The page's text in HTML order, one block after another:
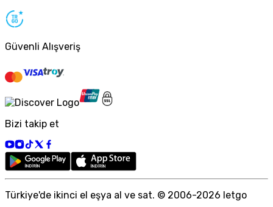
Güvenli Alışveriş
Bizi takip et
Türkiye'de ikinci el eşya al ve sat. © 2006-2026 letgo